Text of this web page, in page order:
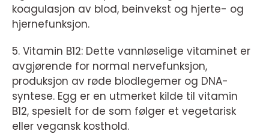
koagulasjon av blod, beinvekst og hjerte- og
hjernefunksjon.
5. Vitamin B12: Dette vannløselige vitaminet er
avgjørende for normal nervefunksjon,
produksjon av røde blodlegemer og DNA-
syntese. Egg er en utmerket kilde til vitamin
B12, spesielt for de som følger et vegetarisk
eller vegansk kosthold.